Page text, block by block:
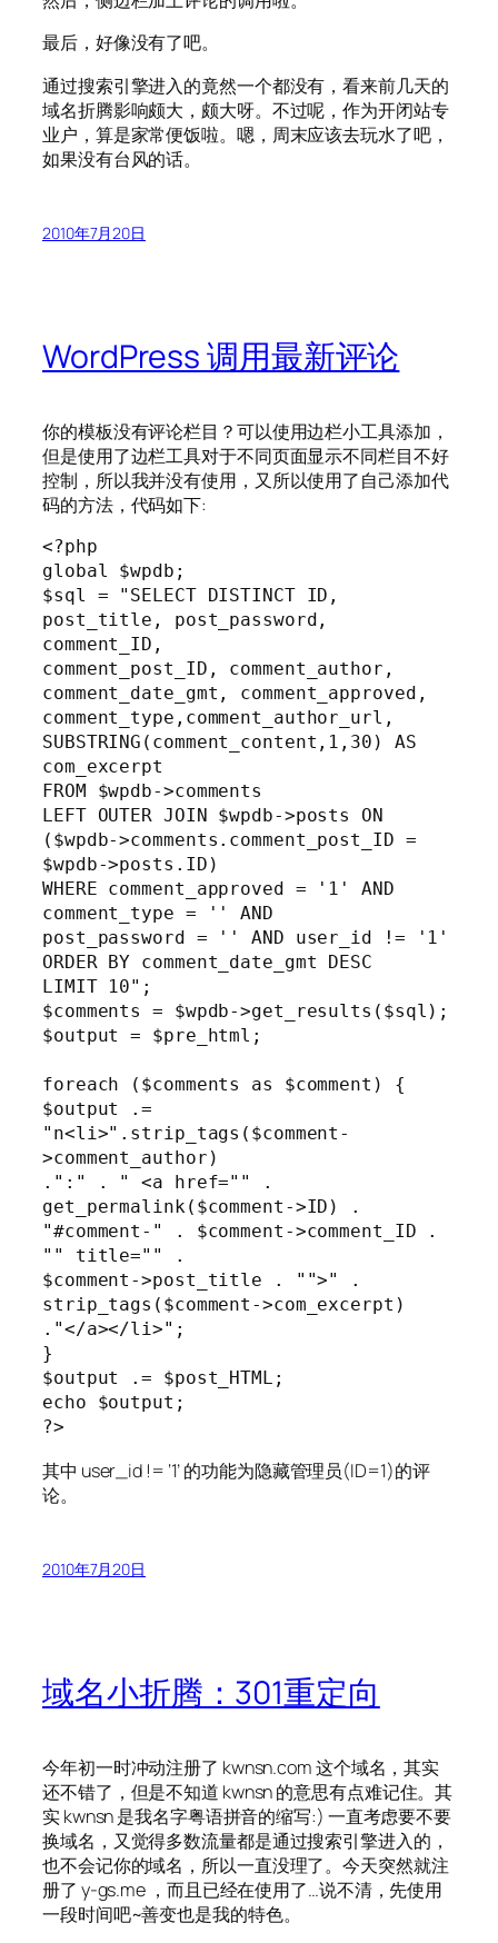
最后，好像没有了吧。
通过搜索引擎进入的竟然一个都没有，看来前几天的
域名折腾影响颇大，颇大呀。不过呢，作为开闭站专
业户，算是家常便饭啦。嗯，周末应该去玩水了吧，
如果没有台风的话。
2010年7月20日
WordPress 调用最新评论
你的模板没有评论栏目？可以使用边栏小工具添加，
但是使用了边栏工具对于不同页面显示不同栏目不好
控制，所以我并没有使用，又所以使用了自己添加代
码的方法，代码如下:
<?php
global $wpdb;
$sql = "SELECT DISTINCT ID,
post_title, post_password,
comment_ID,
comment_post_ID, comment_author,
comment_date_gmt, comment_approved,
comment_type,comment_author_url,
SUBSTRING(comment_content,1,30) AS
com_excerpt
FROM $wpdb->comments
LEFT OUTER JOIN $wpdb->posts ON
($wpdb->comments.comment_post_ID =
$wpdb->posts.ID)
WHERE comment_approved = '1' AND
comment_type = '' AND
post_password = '' AND user_id != '1'
ORDER BY comment_date_gmt DESC
LIMIT 10";
$comments = $wpdb->get_results($sql);
$output = $pre_html;
foreach ($comments as $comment) {
$output .=
"n<li>".strip_tags($comment-
>comment_author)
.":" . " <a href="" .
get_permalink($comment->ID) .
"#comment-" . $comment->comment_ID .
"" title="" .
$comment->post_title . "">" .
strip_tags($comment->com_excerpt)
."</a></li>";
}
$output .= $post_HTML;
echo $output;
其中 user_id != ‘1’ 的功能为隐藏管理员(ID=1)的评
论。
2010年7月20日
域名小折腾：301重定向
今年初一时冲动注册了 kwnsn.com 这个域名，其实
还不错了，但是不知道 kwnsn 的意思有点难记住。其
实 kwnsn 是我名字粤语拼音的缩写:) 一直考虑要不要
换域名，又觉得多数流量都是通过搜索引擎进入的，
也不会记你的域名，所以一直没理了。今天突然就注
册了 y-gs.me ，而且已经在使用了…说不清，先使用
一段时间吧~善变也是我的特色。